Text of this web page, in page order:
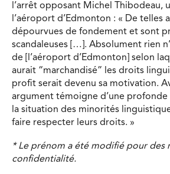
l’arrêt opposant Michel Thibodeau,
l’aéroport d’Edmonton : « De telles
dépourvues de fondement et sont
scandaleuses […]. Absolument rien
de [l’aéroport d’Edmonton] selon
aurait “marchandisé” les droits
profit serait devenu sa motivation.
argument témoigne d’une profonde
la situation des minorités
faire respecter leurs droits. »
* Le prénom a été modifié pour des
confidentialité.